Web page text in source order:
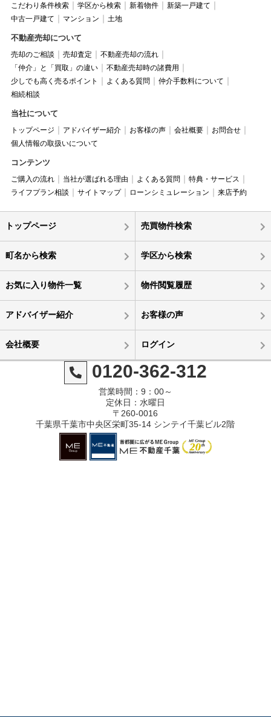
こだわり条件検索 学区から検索 新着物件
新築一戸建て
中古一戸建て
マンション 土地
不動産売却について
売却のご相談 売却査定
不動産売却の流れ
「仲介」と「買取」の違い
不動産売却時の諸費用
少しでも高く売るポイント
よくある質問
仲介手数料について
相続相談
当社について
トップページ アドバイザー紹介 お客様の声 会社概要
お問合せ
個人情報の取扱いについて
コンテンツ
ご購入の流れ 当社が選ばれる理由 よくある質問
特典・サービス
ライフプラン相談
サイトマップ ローンシミュレーション 来店予約
トップページ 売買物件検索
町名から検索 学区から検索
お気に入り物件一覧 物件閲覧履歴
アドバイザー紹介 お客様の声
会社概要 ログイン
0120-362-312
営業時間：9：00～
定休日：水曜日
〒260-0016
千葉県千葉市中央区栄町35-14 シンテイ千葉ビル2階